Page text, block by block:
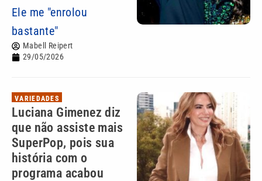
Ele me "enrolou
bastante"
Mabell Reipert
29/05/2026
VARIEDADES
Luciana Gimenez diz
que não assiste mais
SuperPop, pois sua
história com o
programa acabou